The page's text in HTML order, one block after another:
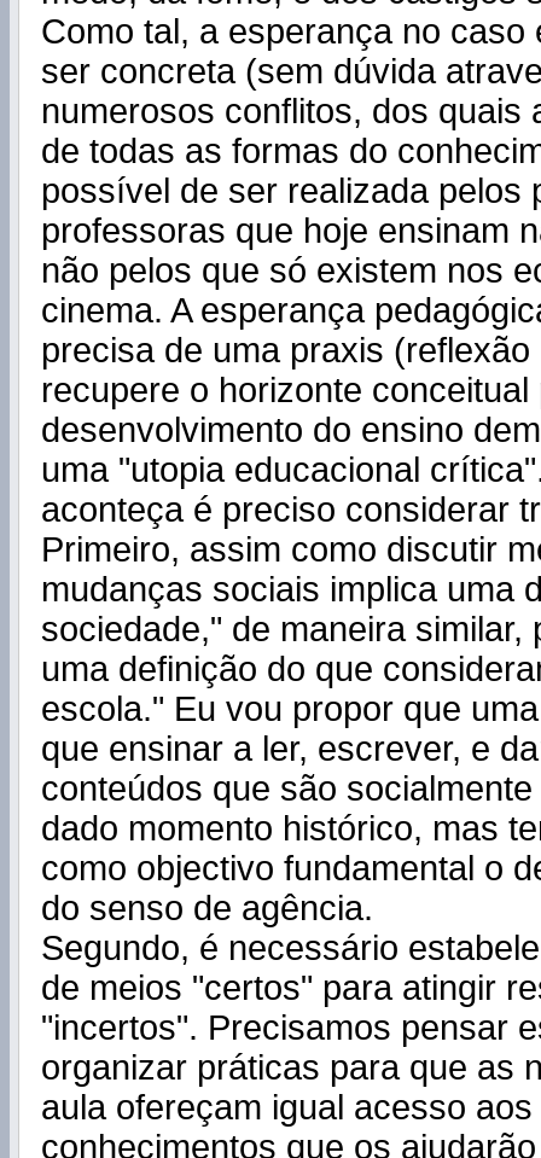
Como tal, a esperança no caso
ser concreta (sem dúvida
numerosos conflitos, dos quais
de todas as formas do
possível de ser realizada pelos
professoras que hoje ensinam
não pelos que só existem nos
cinema. A esperança
precisa de uma praxis
recupere o horizonte conceitual
desenvolvimento do ensino
uma "utopia educacional
aconteça é preciso considerar
Primeiro, assim como discutir
mudanças sociais implica uma
sociedade," de maneira similar,
uma definição do que
escola." Eu vou propor que
que ensinar a ler, escrever, e
conteúdos que são
dado momento histórico, mas
como objectivo fundamental o
do senso de agência.
Segundo, é necessário
de meios "certos" para atingir
"incertos". Precisamos pensar
organizar práticas para que as
aula ofereçam igual acesso
conhecimentos que os